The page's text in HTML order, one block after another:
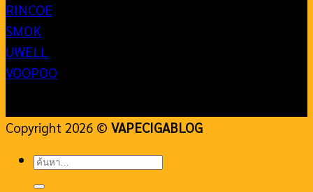
RINCOE
SMOK
UWELL
VOOPOO
Copyright 2026 © VAPECIGABLOG
ค้นหา: